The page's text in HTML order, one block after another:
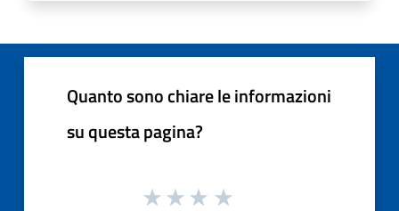
Quanto sono chiare le informazioni
su questa pagina?